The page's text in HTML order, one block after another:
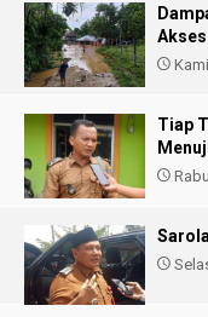
Tiap